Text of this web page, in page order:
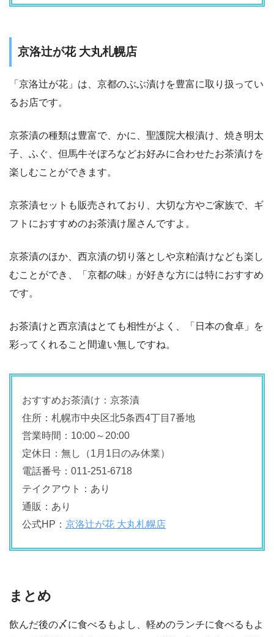
京洛辻が花 大丸札幌店
「京洛辻が花」は、京都のぶぶ漬けを豊富に取り扱ってい
るお店です。
京茶漬の種類は豊富で、かに、聖護院大根漬け、焼き明太
子、ふぐ、但馬牛そぼろなどお好みに合わせたお茶漬けを
楽しむことができます。
京茶漬セットも販売されており、大切な方やご家族で、ギ
フトにおすすめのお茶漬け屋さんですよ。
京茶漬のほか、西京漬の切り落としや京粕漬けなども楽し
むことができ、「京都の味」が好きな方には特におすすめ
です。
お茶漬けと西京漬はとても相性がよく、「日本の食卓」を
彩ってくれること間違い無しですね。
おすすめお茶漬け：京茶漬
住所：札幌市中央区北5条西4丁目7番地
営業時間：10:00～20:00
定休日：無し（1月1日のみ休業）
電話番号：011-251-6718
テイクアウト：あり
通販：あり
公式HP： 京洛辻が花 大丸札幌店
まとめ
飲んだ後の〆に食べるもよし、軽めのランチに食べるもよ